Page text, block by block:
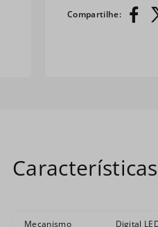
Mecanismo Digital